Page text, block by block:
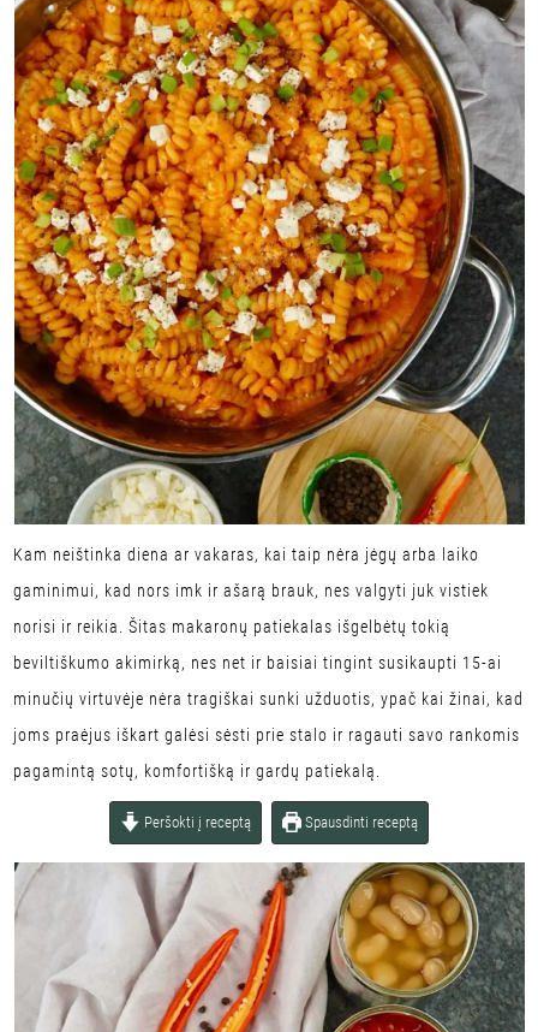
Kam neištinka diena ar vakaras, kai taip nėra jėgų arba laiko
gaminimui, kad nors imk ir ašarą brauk, nes valgyti juk vistiek
norisi ir reikia. Šitas makaronų patiekalas išgelbėtų tokią
beviltiškumo akimirką, nes net ir baisiai tingint susikaupti 15-ai
minučių virtuvėje nėra tragiškai sunki užduotis, ypač kai žinai, kad
joms praėjus iškart galėsi sėsti prie stalo ir ragauti savo rankomis
pagamintą sotų, komfortišką ir gardų patiekalą.
Peršokti į receptą Spausdinti receptą